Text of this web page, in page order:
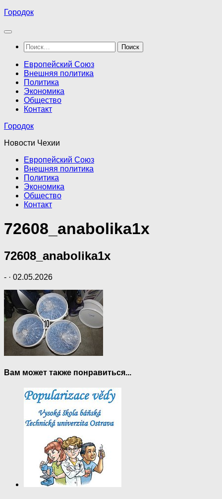
Перейти
содержимому
Городок
Найти:
Европейский Союз
Внешняя политика
Политика
Экономика
Общество
Контакт
Городок
Новости Чехии
Европейский Союз
Внешняя политика
Политика
Экономика
Общество
Контакт
72608_anabolika1x
72608_anabolika1x
- · 02.05.2026
Вам может также понравиться...